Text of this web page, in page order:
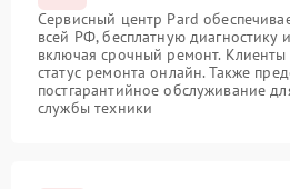
Сервисный центр Pard
всей РФ, бесплатную диагностику
включая срочный ремонт. Клиенты
статус ремонта онлайн. Также
постгарантийное обслуживание
службы техники